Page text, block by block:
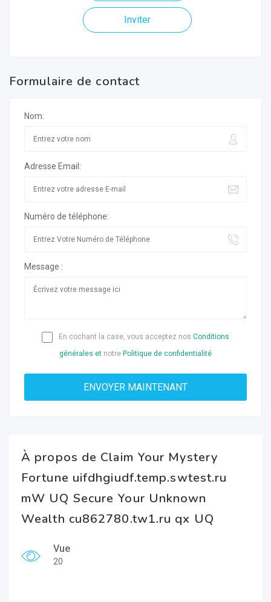
Inviter
Formulaire de contact
Nom:
Adresse Email:
Numéro de téléphone:
Message :
En cochant la case, vous acceptez nos Conditions
générales et notre Politique de confidentialité
À propos de Claim Your Mystery
Fortune uifdhgiudf.temp.swtest.ru
mW UQ Secure Your Unknown
Wealth cu862780.tw1.ru qx UQ
Vue
20